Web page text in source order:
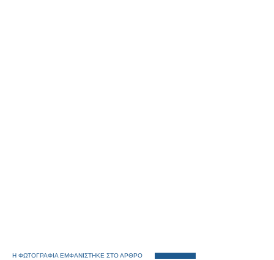
Η ΦΩΤΟΓΡΑΦΙΑ ΕΜΦΑΝΙΣΤΗΚΕ ΣΤΟ ΑΡΘΡΟ